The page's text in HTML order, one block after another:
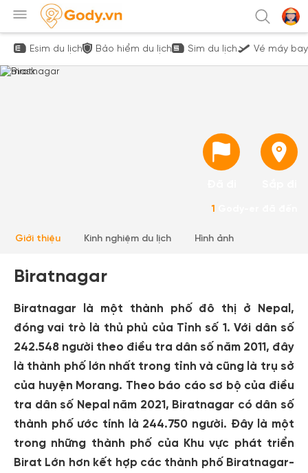
Esim du lịch Bảo hiểm du lịch Sim du lịch Vé máy bay
1
Giới thiệu Kinh nghiệm du lịch Hình ảnh
Biratnagar
Biratnagar là một thành phố đô thị ở Nepal,
đóng vai trò là thủ phủ của Tỉnh số 1. Với dân số
242.548 người theo điều tra dân số năm 2011, đây
là thành phố lớn nhất trong tỉnh và cũng là trụ sở
của huyện Morang. Theo báo cáo sơ bộ của điều
tra dân số Nepal năm 2021, Biratnagar có dân số
thành phố ước tính là 244.750 người. Đây là một
trong những thành phố của Khu vực phát triển
Birat Lớn hơn kết hợp các thành phố Biratnagar-